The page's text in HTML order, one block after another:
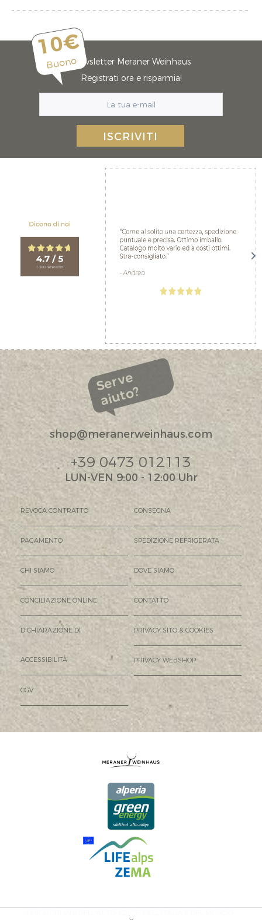
10€
BuonoNewsletter Meraner Weinhaus
Registrati ora e risparmia!
ISCRIVITI
Serve
aiuto?
shop@meranerweinhaus.com
+39 0473 012113
LUN-VEN 9:00 - 12:00 Uhr
REVOCA CONTRATTO CONSEGNA
PAGAMENTO SPEDIZIONE REFRIGERATA
CHI SIAMO DOVE SIAMO
CONCILIAZIONE ONLINE CONTATTO
DICHIARAZIONE DI
ACCESSIBILITÀ
PRIVACY SITO & COOKIES
PRIVACY WEBSHOP
CGV